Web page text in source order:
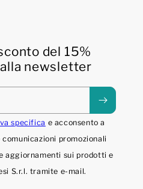
del 15%
newsletter
specifica e acconsento a
promozionali
aggiornamenti sui prodotti e
S.r.l. tramite e-mail.